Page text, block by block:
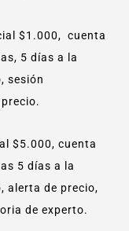
$1.000, cuenta
5 días a la
sesión
$5.000, cuenta
5 días a la
alerta de precio,
de experto.